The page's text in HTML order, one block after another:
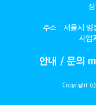
주소 : 서울시
사업
안내 / 문의
Copyright